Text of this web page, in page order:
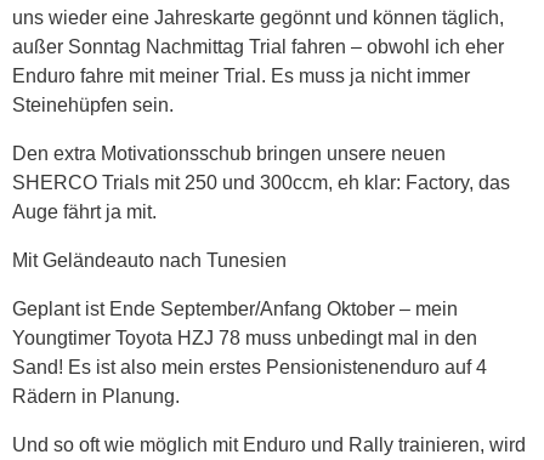
uns wieder eine Jahreskarte gegönnt und können täglich,
außer Sonntag Nachmittag Trial fahren – obwohl ich eher
Enduro fahre mit meiner Trial. Es muss ja nicht immer
Steinehüpfen sein.
Den extra Motivationsschub bringen unsere neuen
SHERCO Trials mit 250 und 300ccm, eh klar: Factory, das
Auge fährt ja mit.
Mit Geländeauto nach Tunesien
Geplant ist Ende September/Anfang Oktober – mein
Youngtimer Toyota HZJ 78 muss unbedingt mal in den
Sand! Es ist also mein erstes Pensionistenenduro auf 4
Rädern in Planung.
Und so oft wie möglich mit Enduro und Rally trainieren, wird